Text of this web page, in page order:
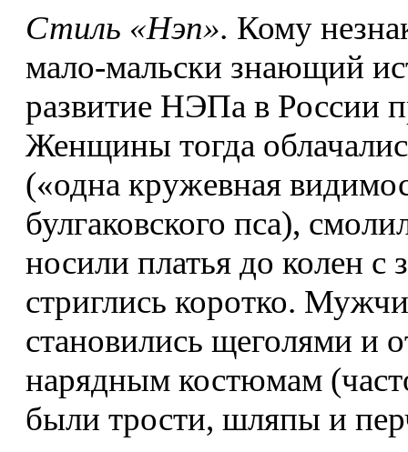
Стиль «Нэп». Кому
мало-мальски знающий
развитие НЭПа в России
Женщины тогда
(«одна кружевная
булгаковского пса),
носили платья до колен
стриглись коротко.
становились щеголями и
нарядным костюмам
были трости, шляпы и